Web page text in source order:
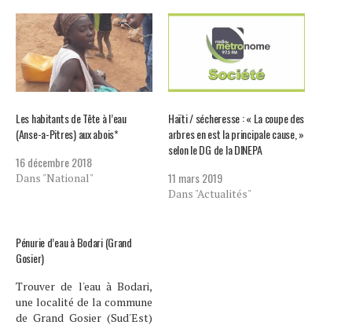
Les habitants de Tête à l’eau
(Anse-a-Pitres) aux abois*
16 décembre 2018
Dans "National"
Haïti / sécheresse : « La coupe des
arbres en est la principale cause, »
selon le DG de la DINEPA
11 mars 2019
Dans "Actualités"
Pénurie d’eau à Bodari (Grand
Gosier)
Trouver de l'eau à Bodari,
une localité de la commune
de Grand Gosier (Sud'Est)